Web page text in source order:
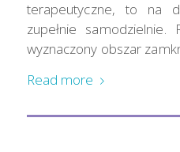
terapeutyczne, to na
zupełnie samodzielnie.
wyznaczony obszar
Read more